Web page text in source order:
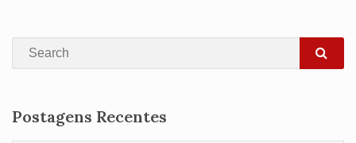
Search
Postagens Recentes